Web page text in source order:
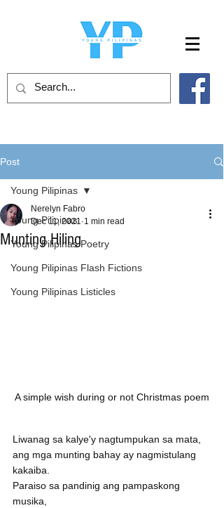
Post
Young Pilipinas
Young Pilipinas Poetry
Young Pilipinas Flash Fictions
Young Pilipinas Listicles
Young Pilipinas
Munting Hiling
Nerelyn Fabro
Dec 11, 2021 1 min read
A simple wish during or not Christmas poem
Liwanag sa kalye'y nagtumpukan sa mata,
ang mga munting bahay ay nagmistulang
kakaiba.
Paraiso sa pandinig ang pampaskong
musika,